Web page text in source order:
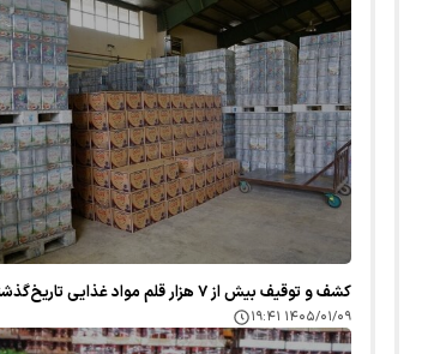
کشف و توقیف بیش از ۷ هزار قلم مواد غذایی تاریخ‌گذشته در مشهد
۱۴۰۵/۰۱/۰۹ ۱۹:۴۱